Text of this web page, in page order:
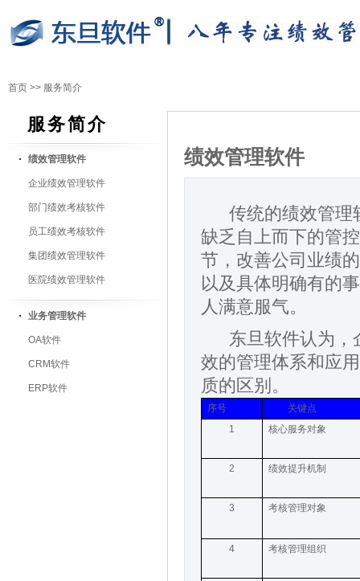
首页 >> 服务简介
服务简介
绩效管理软件
企业绩效管理软件
部门绩效考核软件
员工绩效考核软件
集团绩效管理软件
医院绩效管理软件
业务管理软件
OA软件
CRM软件
ERP软件
绩效管理软件
传统的绩效管理
缺乏自上而下的管
节，改善公司业绩
以及具体明确有的
人满意服气。
东旦软件认为，
效的管理体系和应
质的区别。
序号
关键点
1
核心服务对象
2 绩效提升机制
3 考核管理对象
4 考核管理组织